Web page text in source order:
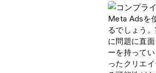
Meta Adsを
るでしょう
に問題に直
ーを持って
ったクリエ